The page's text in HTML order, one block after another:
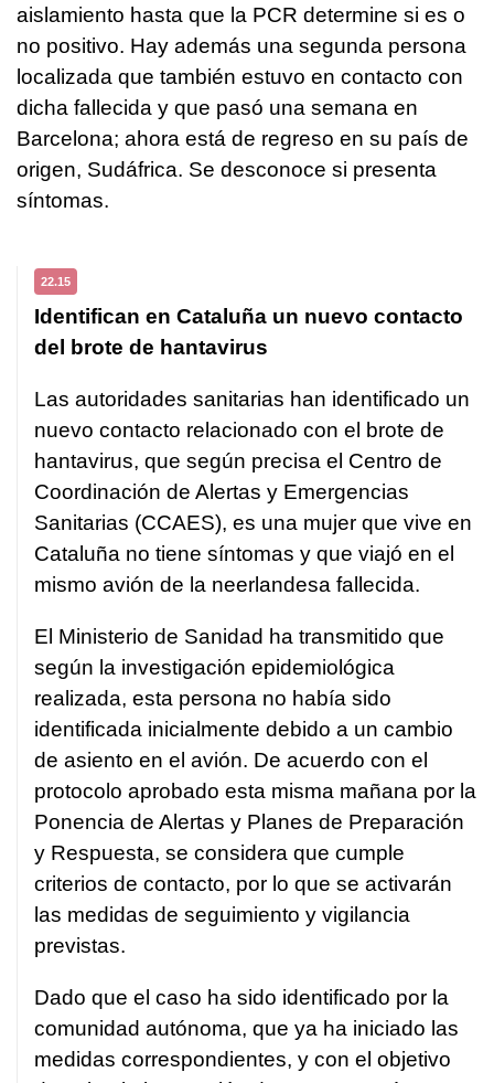
aislamiento hasta que la PCR determine si es o
no positivo. Hay además una segunda persona
localizada que también estuvo en contacto con
dicha fallecida y que pasó una semana en
Barcelona; ahora está de regreso en su país de
origen, Sudáfrica. Se desconoce si presenta
síntomas.
22.15
Identifican en Cataluña un nuevo contacto
del brote de hantavirus
Las autoridades sanitarias han identificado un
nuevo contacto relacionado con el brote de
hantavirus, que según precisa el Centro de
Coordinación de Alertas y Emergencias
Sanitarias (CCAES), es una mujer que vive en
Cataluña no tiene síntomas y que viajó en el
mismo avión de la neerlandesa fallecida.
El Ministerio de Sanidad ha transmitido que
según la investigación epidemiológica
realizada, esta persona no había sido
identificada inicialmente debido a un cambio
de asiento en el avión. De acuerdo con el
protocolo aprobado esta misma mañana por la
Ponencia de Alertas y Planes de Preparación
y Respuesta, se considera que cumple
criterios de contacto, por lo que se activarán
las medidas de seguimiento y vigilancia
previstas.
Dado que el caso ha sido identificado por la
comunidad autónoma, que ya ha iniciado las
medidas correspondientes, y con el objetivo